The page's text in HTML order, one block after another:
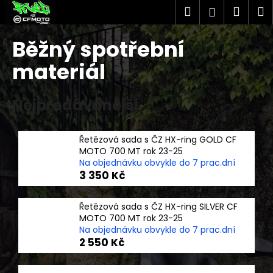
Přejít
obsah
Hledat
košík
Běžný spotřební
materiál
Nejprodávanější
Řetězová sada s ČZ HX-ring GOLD CF
MOTO 700 MT rok 23-25
Na objednávku obvykle do 7 prac.dní
3 350 Kč
Řetězová sada s ČZ HX-ring SILVER CF
MOTO 700 MT rok 23-25
Na objednávku obvykle do 7 prac.dní
2 550 Kč
o
š
k
Zpět
Zpět
C
o
p
o
t
u
j
e